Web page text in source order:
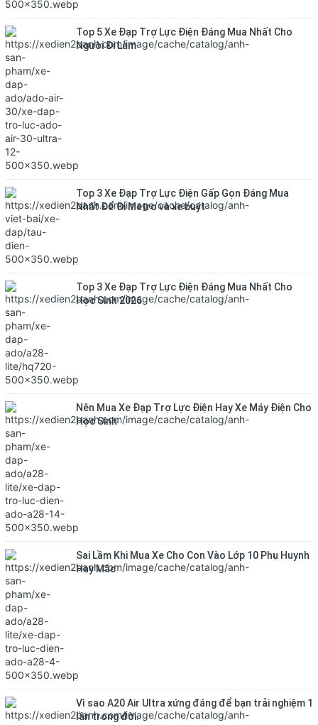
Top 5 Xe Đạp Trợ Lực Điện Đáng Mua Nhất Cho
Người Đi Làm
Top 3 Xe Đạp Trợ Lực Điện Gấp Gọn Đáng Mua
Nhất Để Đi Metro và xe buýt
Top 3 Xe Đạp Trợ Lực Điện Đáng Mua Nhất Cho
Học Sinh 2026
Nên Mua Xe Đạp Trợ Lực Điện Hay Xe Máy Điện Cho
Học Sinh
Sai Lầm Khi Mua Xe Cho Con Vào Lớp 10 Phụ Huynh
Hay Mắc
Vì sao A20 Air Ultra xứng đáng để bạn trải nghiệm 1
lần trong đời.